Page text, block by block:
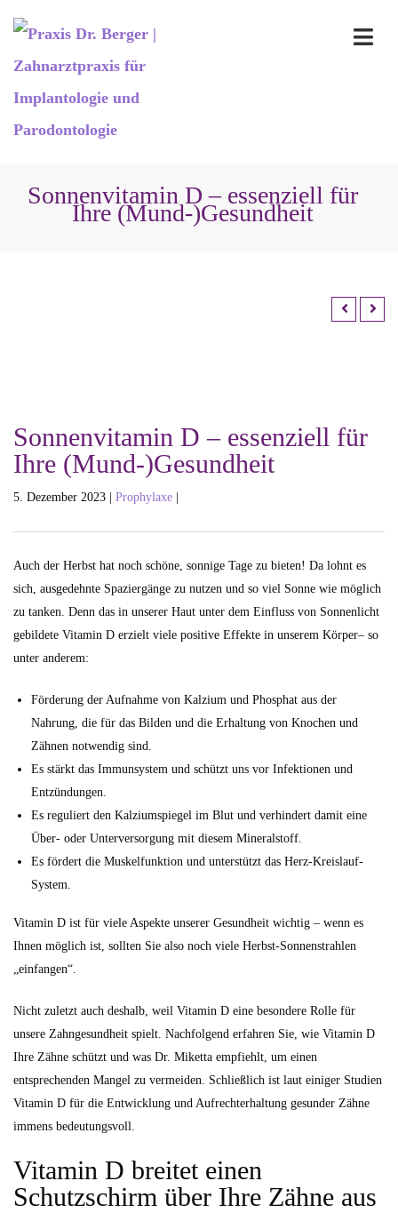
Sonnenvitamin D – essenziell für
Ihre (Mund-)Gesundheit
Sonnenvitamin D – essenziell für
Ihre (Mund-)Gesundheit
5. Dezember 2023 | Prophylaxe
Auch der Herbst hat noch schöne, sonnige Tage zu bieten! Da lohnt es
sich, ausgedehnte Spaziergänge zu nutzen und so viel Sonne wie möglich
zu tanken. Denn das in unserer Haut unter dem Einfluss von Sonnenlicht
gebildete Vitamin D erzielt viele positive Effekte in unserem Körper– so
unter anderem:
Förderung der Aufnahme von Kalzium und Phosphat aus der
Nahrung, die für das Bilden und die Erhaltung von Knochen und
Zähnen notwendig sind.
Es stärkt das Immunsystem und schützt uns vor Infektionen und
Entzündungen.
Es reguliert den Kalziumspiegel im Blut und verhindert damit eine
Über- oder Unterversorgung mit diesem Mineralstoff.
Es fördert die Muskelfunktion und unterstützt das Herz-Kreislauf-
System.
Vitamin D ist für viele Aspekte unserer Gesundheit wichtig – wenn es
Ihnen möglich ist, sollten Sie also noch viele Herbst-Sonnenstrahlen
„einfangen“.
Nicht zuletzt auch deshalb, weil Vitamin D eine besondere Rolle für
unsere Zahngesundheit spielt. Nachfolgend erfahren Sie, wie Vitamin D
Ihre Zähne schützt und was Dr. Miketta empfiehlt, um einen
entsprechenden Mangel zu vermeiden. Schließlich ist laut einiger Studien
Vitamin D für die Entwicklung und Aufrechterhaltung gesunder Zähne
immens bedeutungsvoll.
Vitamin D breitet einen
Schutzschirm über Ihre Zähne aus